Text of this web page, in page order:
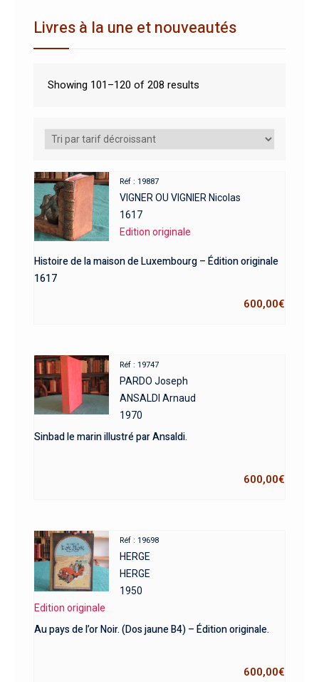
Livres à la une et nouveautés
Showing 101–120 of 208 results
Réf : 19887
VIGNER OU VIGNIER Nicolas
1617
Edition originale
Histoire de la maison de Luxembourg – Édition originale
1617
600,00€
Réf : 19747
PARDO Joseph
ANSALDI Arnaud
1970
Sinbad le marin illustré par Ansaldi.
600,00€
Réf : 19698
HERGE
HERGE
1950
Edition originale
Au pays de l’or Noir. (Dos jaune B4) – Édition originale.
600,00€